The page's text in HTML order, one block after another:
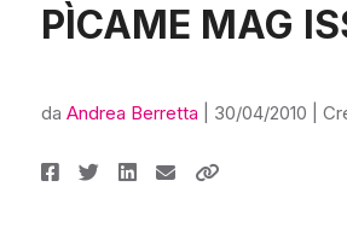
PÌCAME MAG
da Andrea Berretta 30/04/2010